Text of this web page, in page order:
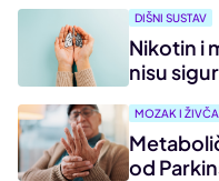
DIŠNI SUSTAV
Nikotin i
nisu
MOZAK I
od